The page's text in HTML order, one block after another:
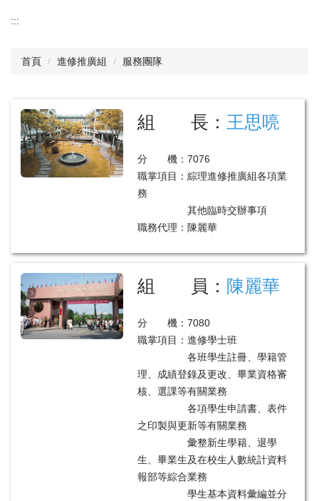
本組簡介
招生資訊
註冊學雜費專區
課程及選課專區
各項申辦流程
表格下載
相關章則
常見問題集
內政部國土測繪中心委辦地籍測量人員考古題
:::
首頁 進修推廣組 服務團隊
組 長： 王思喨
分 機：7076
職掌項目：綜理進修推廣組各項業
務
其他臨時交辦事項
職務代理：陳麗華
組 員： 陳麗華
分 機：7080
職掌項目：進修學士班
各班學生註冊、學籍管
理、成績登錄及更改、畢業資格審
核、選課等有關業務
各項學生申請書、表件
之印製與更新等有關業務
彙整新生學籍、退學
生、畢業生及在校生人數統計資料
報部等綜合業務
學生基本資料彙編並分